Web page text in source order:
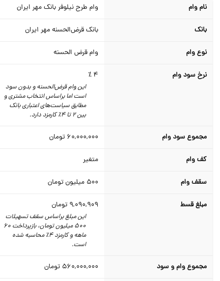
نام وام وام طرح نیلوفر بانک مهر ایران
بانک بانک قرض‌الحسنه مهر ایران
نوع وام وام قرض الحسنه
نرخ سود وام
این وام قرض‌الحسنه و بدون سود
است اما براساس انتخاب مشتری و
مطابق سیاست‌های اعتباری بانک
مجموع سود وام 60,000,000 تومان
کف وام متغیر
سقف وام میلیون تومان
مبلغ قسط 9,090,909تومان
این مبلغ براساس سقف تسهیلات
500 میلیون تومان،‌ بازپرداخت 60
ماهه و کارمزد 4٪‌ محاسبه شده
است.
مجموع وام و سود 560,000,000 تومان